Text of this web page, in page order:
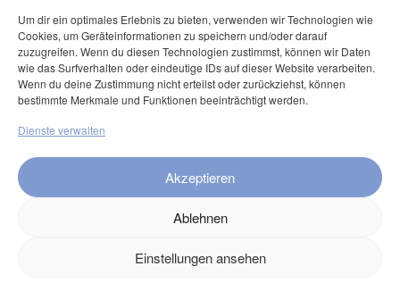
Um dir ein optimales Erlebnis zu bieten, verwenden wir Technologien wie
Cookies, um Geräteinformationen zu speichern und/oder darauf
zuzugreifen. Wenn du diesen Technologien zustimmst, können wir Daten
wie das Surfverhalten oder eindeutige IDs auf dieser Website verarbeiten.
Wenn du deine Zustimmung nicht erteilst oder zurückziehst, können
bestimmte Merkmale und Funktionen beeinträchtigt werden.
Dienste verwalten
Akzeptieren
Ablehnen
Einstellungen ansehen
American Express
Klarna Pay now
Klarna Rechnung
Service
FAQ
Kontakt